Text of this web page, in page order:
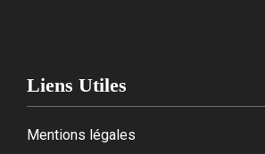
Liens Utiles
Mentions légales